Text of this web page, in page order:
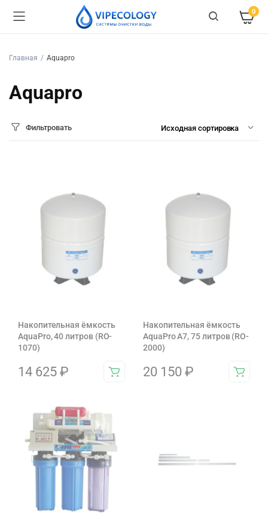
0
Главная Aquapro
Aquapro
Фильтровать
Накопительная ёмкость
AquaPro, 40 литров (RO-
1070)
14 625 ₽
Накопительная ёмкость
AquaPro A7, 75 литров (RO-
2000)
20 150 ₽